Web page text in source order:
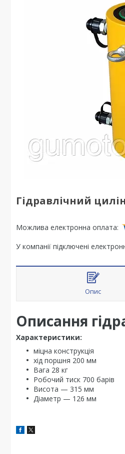
Гідравлічний
У компанії підключені
Опис
Описання
Характеристики:
міцна конструкція
хід поршня 200 мм
Вага 28 кг
Робочий тиск 700 барів
Висота — 315 мм
Діаметр — 126 мм